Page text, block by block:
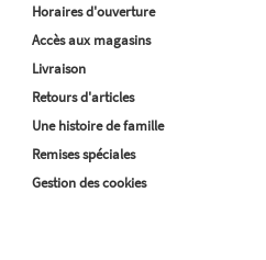
Horaires d'ouverture
Accès aux magasins
Livraison
Retours d'articles
Une histoire de famille
Remises spéciales
Gestion des cookies